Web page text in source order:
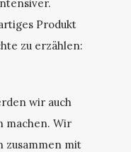
Produkt
zu erzählen:
wir auch
machen. Wir
zusammen mit